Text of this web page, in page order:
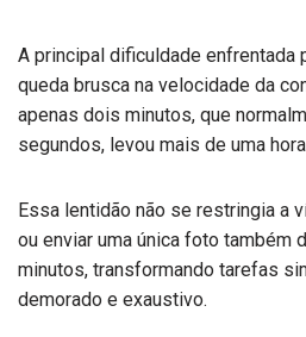
A principal dificuldade enfrentada
queda brusca na velocidade da
apenas dois minutos, que
segundos, levou mais de uma
Essa lentidão não se restringia a
ou enviar uma única foto também
minutos, transformando tarefas
demorado e exaustivo.